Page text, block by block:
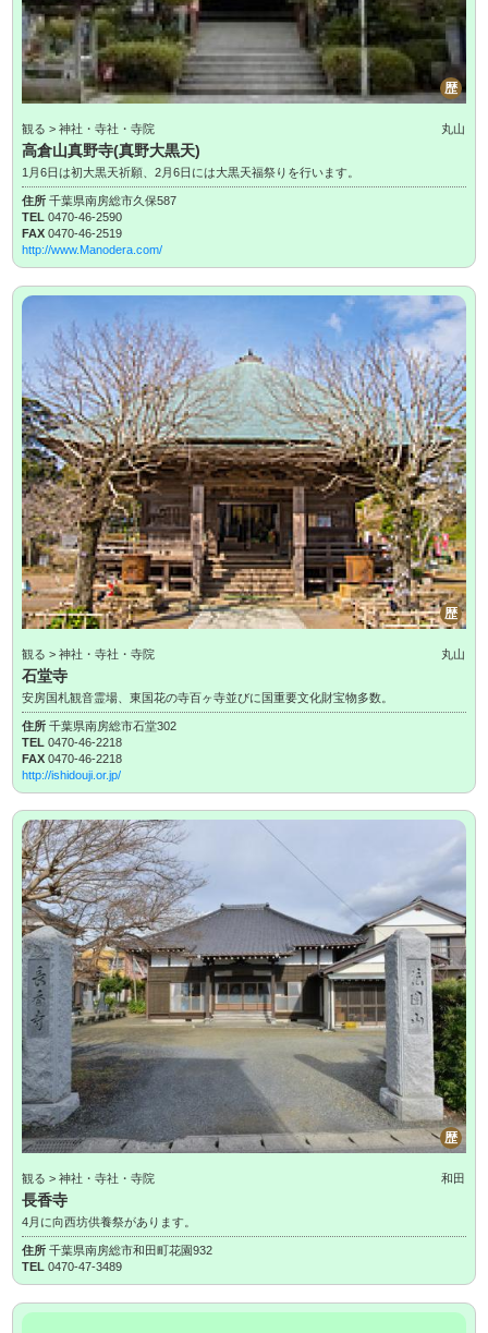
歴
観る > 神社・寺社・寺院 丸山
高倉山真野寺(真野大黒天)
1月6日は初大黒天祈願、2月6日には大黒天福祭りを行います。
住所千葉県南房総市久保587
TEL0470-46-2590
FAX0470-46-2519
http://www.Manodera.com/
歴
観る > 神社・寺社・寺院 丸山
石堂寺
安房国札観音霊場、東国花の寺百ヶ寺並びに国重要文化財宝物多数。
住所千葉県南房総市石堂302
TEL0470-46-2218
FAX0470-46-2218
http://ishidouji.or.jp/
歴
観る > 神社・寺社・寺院 和田
長香寺
4月に向西坊供養祭があります。
住所千葉県南房総市和田町花園932
TEL0470-47-3489